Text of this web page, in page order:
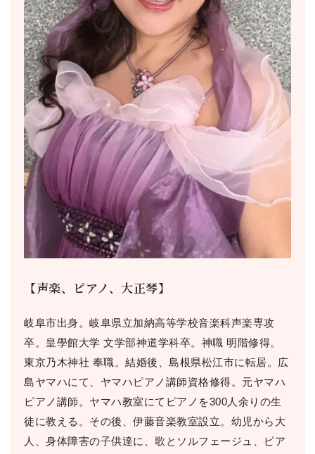
【声楽、ピアノ、大正琴】
岐阜市出身。岐阜県立加納高等学校音楽科声楽専攻
卒。皇學館大学 文学部神道学科卒。神職 明階修得。
東京乃木神社 奉職。結婚後、島根県松江市に転居。広
島ヤマハにて、ヤマハピアノ講師資格修得。元ヤマハ
ピアノ講師。ヤマハ教室にてピアノを300人余りの生
徒に教える。その後、伊藤音楽教室設立。幼児から大
人、身体障害の子供達に、歌とソルフェージュ、ピア